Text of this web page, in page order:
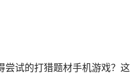
尝试的打猎题材手机游戏？